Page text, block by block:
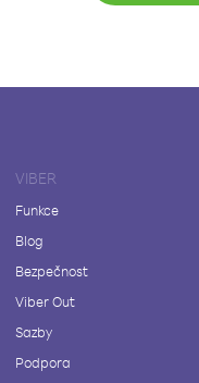
VIBER
Funkce
Blog
Bezpečnost
Viber Out
Sazby
Podpora